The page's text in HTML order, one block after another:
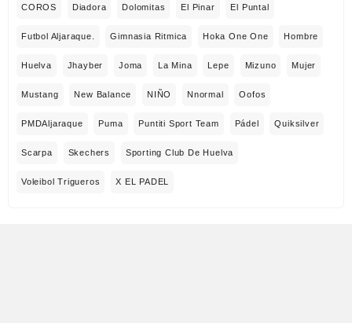
COROS Diadora Dolomitas El Pinar El Puntal
Futbol Aljaraque. Gimnasia Ritmica Hoka One One Hombre
Huelva Jhayber Joma La Mina Lepe Mizuno Mujer
Mustang New Balance NIÑO Nnormal Oofos
PMDAljaraque Puma Puntiti Sport Team Pádel Quiksilver
Scarpa Skechers Sporting Club De Huelva
Voleibol Trigueros X EL PADEL